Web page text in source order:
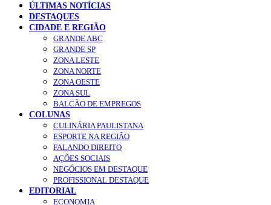
ÚLTIMAS NOTÍCIAS
DESTAQUES
CIDADE E REGIÃO
GRANDE ABC
GRANDE SP
ZONA LESTE
ZONA NORTE
ZONA OESTE
ZONA SUL
BALCÃO DE EMPREGOS
COLUNAS
CULINÁRIA PAULISTANA
ESPORTE NA REGIÃO
FALANDO DIREITO
AÇÕES SOCIAIS
NEGÓCIOS EM DESTAQUE
PROFISSIONAL DESTAQUE
EDITORIAL
ECONOMIA